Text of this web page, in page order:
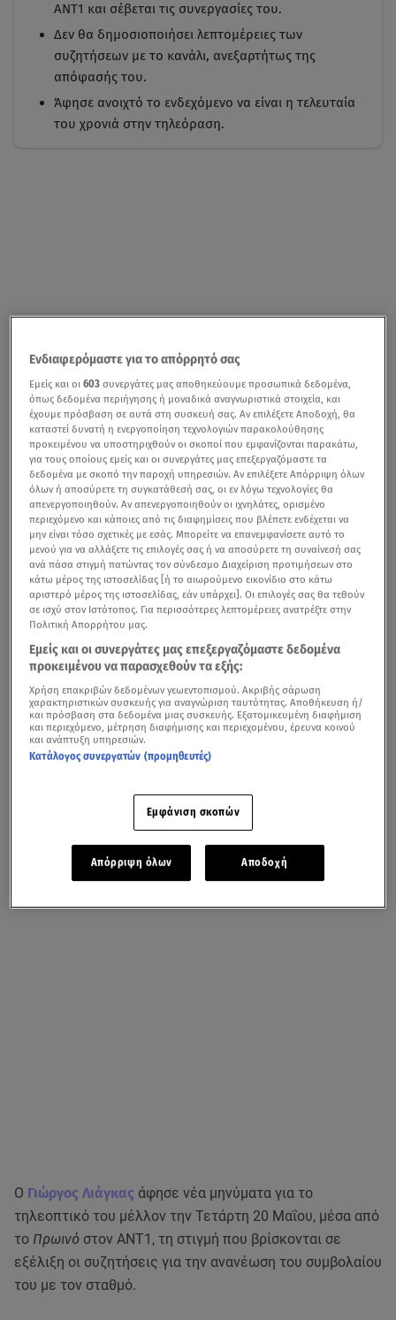
ΑΝΤ1 και σέβεται τις συνεργασίες του.
Δεν θα δημοσιοποιήσει λεπτομέρειες των
συζητήσεων με το κανάλι, ανεξαρτήτως της
απόφασής του.
Άφησε ανοιχτό το ενδεχόμενο να είναι η τελευταία
του χρονιά στην τηλεόραση.
Ο Γιώργος Λιάγκας άφησε νέα μηνύματα για το
τηλεοπτικό του μέλλον την Τετάρτη 20 Μαΐου, μέσα από
το Πρωινό στον ΑΝΤ1, τη στιγμή που βρίσκονται σε
εξέλιξη οι συζητήσεις για την ανανέωση του συμβολαίου
του με τον σταθμό.
Ενδιαφερόμαστε για το απόρρητό σας
Εμείς και οι603 συνεργάτες μας αποθηκεύουμε προσωπικά δεδομένα,
όπως δεδομένα περιήγησης ή μοναδικά αναγνωριστικά στοιχεία, και
έχουμε πρόσβαση σε αυτά στη συσκευή σας. Αν επιλέξετε Αποδοχή, θα
καταστεί δυνατή η ενεργοποίηση τεχνολογιών παρακολούθησης
προκειμένου να υποστηριχθούν οι σκοποί που εμφανίζονται παρακάτω,
για τους οποίους εμείς και οι συνεργάτες μας επεξεργαζόμαστε τα
δεδομένα με σκοπό την παροχή υπηρεσιών. Αν επιλέξετε Απόρριψη όλων
όλων ή αποσύρετε τη συγκατάθεσή σας, οι εν λόγω τεχνολογίες θα
απενεργοποιηθούν. Αν απενεργοποιηθούν οι ιχνηλάτες, ορισμένο
περιεχόμενο και κάποιες από τις διαφημίσεις που βλέπετε ενδέχεται να
μην είναι τόσο σχετικές με εσάς. Μπορείτε να επανεμφανίσετε αυτό το
μενού για να αλλάξετε τις επιλογές σας ή να αποσύρετε τη συναίνεσή σας
ανά πάσα στιγμή πατώντας τον σύνδεσμο Διαχείριση προτιμήσεων στο
κάτω μέρος της ιστοσελίδας [ή το αιωρούμενο εικονίδιο στο κάτω
αριστερό μέρος της ιστοσελίδας, εάν υπάρχει]. Οι επιλογές σας θα τεθούν
σε ισχύ στον Ιστότοπος. Για περισσότερες λεπτομέρειες ανατρέξτε στην
Πολιτική Απορρήτου μας.
Εμείς και οι συνεργάτες μας επεξεργαζόμαστε δεδομένα
προκειμένου να παρασχεθούν τα εξής:
Χρήση επακριβών δεδομένων γεωεντοπισμού. Ακριβής σάρωση
χαρακτηριστικών συσκευής για αναγνώριση ταυτότητας. Αποθήκευση ή/
και πρόσβαση στα δεδομένα μιας συσκευής. Εξατομικευμένη διαφήμιση
και περιεχόμενο, μέτρηση διαφήμισης και περιεχομένου, έρευνα κοινού
και ανάπτυξη υπηρεσιών.
Κατάλογος συνεργατών (προμηθευτές)
Εμφάνιση σκοπών
Απόρριψη όλων Αποδοχή